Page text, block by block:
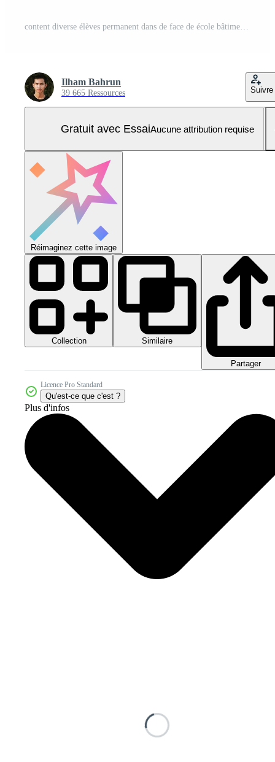
content diverse élèves permanent dans de face de école bâtiment retour à école Photo Pro
Ilham Bahrun
39 665 Ressources Suivre
Gratuit avec EssaiAucune attribution requise
Réimaginez cette image
Collection Similaire
Partager
Licence Pro Standard
Qu'est-ce que c'est ?
Plus d'infos